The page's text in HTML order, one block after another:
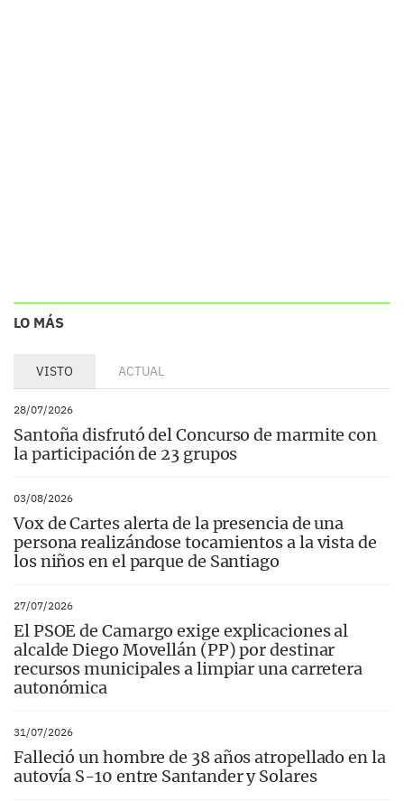
LO MÁS
VISTO ACTUAL
28/07/2026
Santoña disfrutó del Concurso de marmite con
la participación de 23 grupos
03/08/2026
Vox de Cartes alerta de la presencia de una
persona realizándose tocamientos a la vista de
los niños en el parque de Santiago
27/07/2026
El PSOE de Camargo exige explicaciones al
alcalde Diego Movellán (PP) por destinar
recursos municipales a limpiar una carretera
autonómica
31/07/2026
Falleció un hombre de 38 años atropellado en la
autovía S-10 entre Santander y Solares